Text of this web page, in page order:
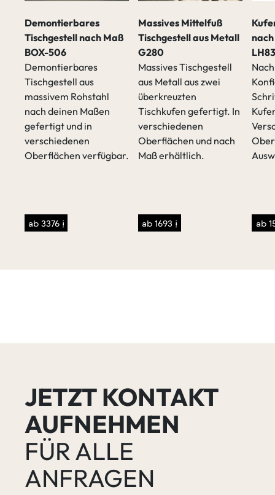
Demontierbares
Tischgestell nach Maß
BOX-506
Demontierbares
Tischgestell aus
massivem Rohstahl
nach deinen Maßen
gefertigt und in
verschiedenen
Oberflächen verfügbar.
ab 3376 €
Massives Mittelfuß
Tischgestell aus Metall
G280
Massives Tischgestell
aus Metall aus zwei
überkreuzten
Tischkufen gefertigt. In
verschiedenen
Oberflächen und nach
Maß erhältlich.
ab 1693 € ab
JETZT KONTAKT
AUFNEHMEN
FÜR ALLE
ANFRAGEN